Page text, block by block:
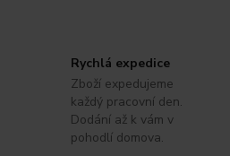
Rychlá expedice
Zboží expedujeme
každý pracovní den.
Dodání až k vám v
pohodlí domova.